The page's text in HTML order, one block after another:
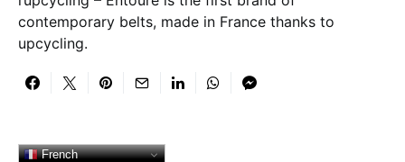
contemporary belts, made in France thanks to
upcycling.
French